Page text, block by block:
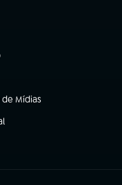
aba)
Mídias
aba)